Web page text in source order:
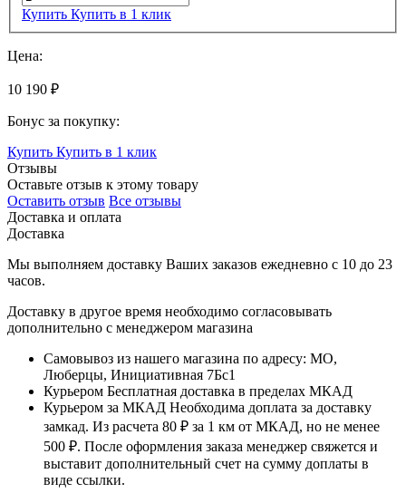
Купить Купить в 1 клик
Цена:
10 190 ₽
Бонус за покупку:
Купить Купить в 1 клик
Отзывы
Оставьте отзыв к этому товару
Оставить отзыв Все отзывы
Доставка и оплата
Доставка
Мы выполняем доставку Ваших заказов ежедневно с 10 до 23
часов.
Доставку в другое время необходимо согласовывать
дополнительно с менеджером магазина
Самовывоз из нашего магазина по адресу: МО,
Люберцы, Инициативная 7Бс1
Курьером Бесплатная доставка в пределах МКАД
Курьером за МКАД Необходима доплата за доставку
замкад. Из расчета 80 ₽ за 1 км от МКАД, но не менее
500 ₽. После оформления заказа менеджер свяжется и
выставит дополнительный счет на сумму доплаты в
виде ссылки.